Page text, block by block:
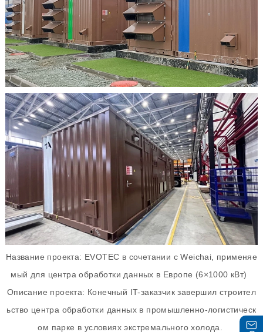
Название проекта: EVOTEC в сочетании с Weichai, применяе
мый для центра обработки данных в Европе (6×1000 кВт)
Описание проекта: Конечный IT-заказчик завершил строител
ьство центра обработки данных в промышленно-логистическ
ом парке в условиях экстремального холода.